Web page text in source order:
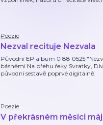
Poezie
Nezval recituje Nezvala
Původní EP album 0 88 0525
básněmi Na břehu řeky Svratky,
původní sestavě poprvé digitálně.
Poezie
V překrásném měsíci